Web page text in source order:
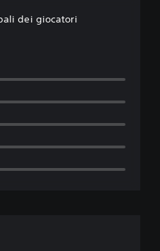
dei giocatori